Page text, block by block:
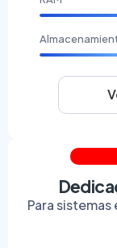
Para